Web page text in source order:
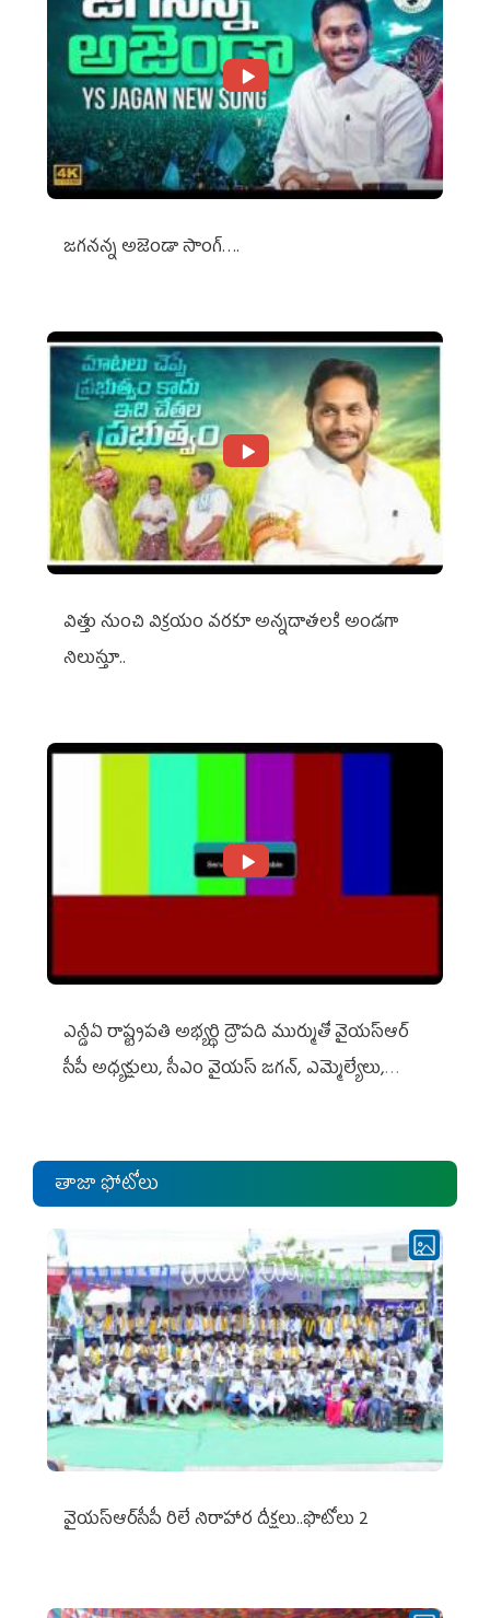
జగనన్న అజెండా సాంగ్….
విత్తు నుంచి విక్రయం వరకూ అన్నదాతలకి అండగా
నిలుస్తూ..
ఎన్డీఏ రాష్ట్ర‌ప‌తి అభ్య‌ర్థి ద్రౌప‌ది ముర్ముతో వైయ‌స్ఆర్
సీపీ అధ్య‌క్షులు, సీఎం వైయ‌స్ జ‌గ‌న్, ఎమ్మెల్యేలు,
తాజా ఫోటోలు
వైయ‌స్ఆర్‌సీపీ రిలే నిరాహార దీక్షలు..ఫొటోలు 2